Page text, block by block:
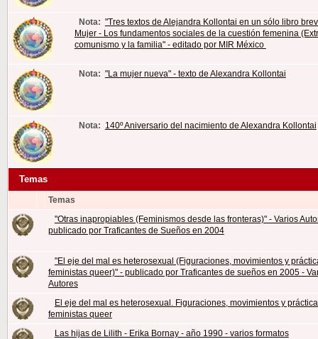
Nota: "Tres textos de Alejandra Kollontai en un sólo libro
Mujer - Los fundamentos sociales de la cuestión femenina
comunismo y la familia" - editado por MIR México
Nota: "La mujer nueva" - texto de Alexandra Kollontai
Nota: 140º Aniversario del nacimiento de Alexandra Kollontai
Temas
Temas
"Otras inapropiables (Feminismos desde las fronteras)" - Varios
publicado por Traficantes de Sueños en 2004
"El eje del mal es heterosexual (Figuraciones, movimientos y
feministas queer)" - publicado por Traficantes de sueños en 2005 -
Autores
El eje del mal es heterosexual. Figuraciones, movimientos y
feministas queer
Las hijas de Lilith - Erika Bornay - año 1990 - varios formatos